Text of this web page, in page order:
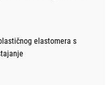
elastomera s